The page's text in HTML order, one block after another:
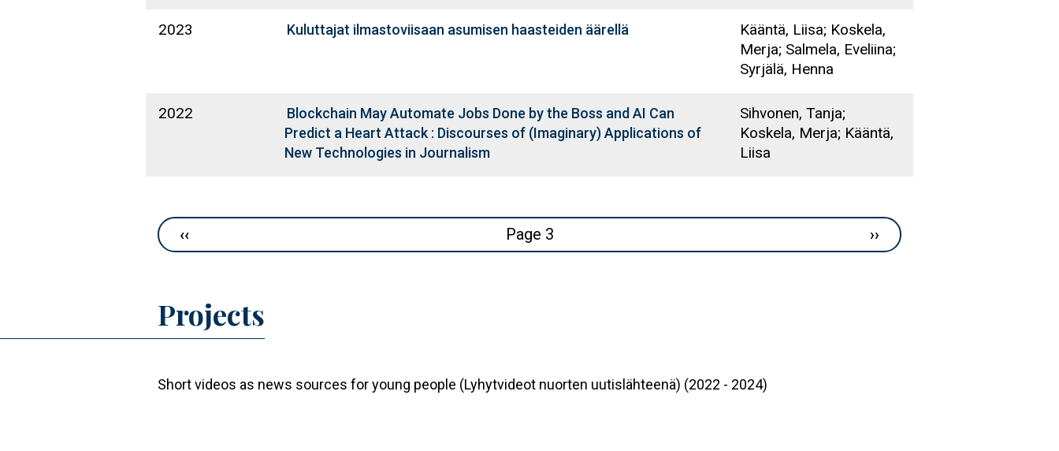
2023 Kuluttajat ilmastoviisaan asumisen haasteiden äärellä
Kääntä, Liisa; Koskela,
Merja; Salmela, Eveliina;
Syrjälä, Henna
2022
Blockchain May Automate Jobs Done by the Boss and AI Can
Predict a Heart Attack : Discourses of (Imaginary) Applications of
New Technologies in Journalism
Sihvonen, Tanja;
Koskela, Merja; Kääntä,
Liisa
Pagination
Previous page
‹‹ Page 3 Next page
››
Projects
Short videos as news sources for young people (Lyhytvideot nuorten uutislähteenä) (2022 - 2024)